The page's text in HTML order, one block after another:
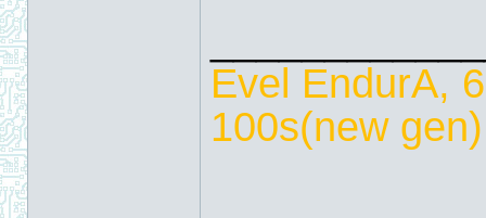
Evel EndurA,
100s(new